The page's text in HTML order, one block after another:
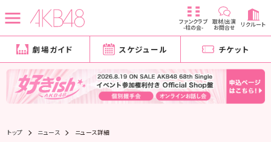
ファンクラブ
-柱の会-
取材/出演
お問合せ リクルート
劇場ガイド スケジュール チケット
トップ ニュース ニュース詳細